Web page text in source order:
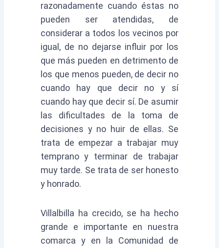
razonadamente cuando éstas no
pueden ser atendidas, de
considerar a todos los vecinos por
igual, de no dejarse influir por los
que más pueden en detrimento de
los que menos pueden, de decir no
cuando hay que decir no y sí
cuando hay que decir sí. De asumir
las dificultades de la toma de
decisiones y no huir de ellas. Se
trata de empezar a trabajar muy
temprano y terminar de trabajar
muy tarde. Se trata de ser honesto
y honrado.
Villalbilla ha crecido, se ha hecho
grande e importante en nuestra
comarca y en la Comunidad de